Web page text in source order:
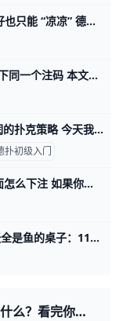
底牌同花就直接嗨了？玩不好也只能 “凉凉” 德州扑克策略 很多玩家在遇到自己底牌是两张同花色（suited）时，没有想好下注理由就盲目下注。不会考虑转牌、河牌发出什么样的牌分别该怎么行动，更没有深度
不管你是坚果还是诈唬，都下同一个注码 本文要说的德扑游戏，是指当你在某条街做出某个动作（过牌、下注或者加注）的时候，你的底牌不会总是同一种牌，而是包括一部分的诈唬牌和一部分的价值
提高利润的扑克策略 提高利润的扑克策略 今天我们列举的十个扑克策略，将使你成为利润更高也更有自信的牌手。这些策略不会告诉你如何百战百胜，因为即使最优秀的牌手也无法
扑初级入门
单色翻牌面怎么下注 单色翻牌面怎么下注 如果你看到标题觉得“这听起来很落后”，做好准备，因为我们即将戳穿一个最大的扑克神话。 无限德州扑克中最易玩错的翻牌面就是所有
再牛逼的读牌，都不如找到一张全是鱼的桌子：11个选桌秘诀（中） 再牛逼的读牌，都不如找到一张全是鱼的桌子：11个选桌秘诀（中） 本文读完需要3分钟 速读仅需2分钟 你能盈利的上限完全取决于所在牌桌的“质量” 有时
么？看完你也